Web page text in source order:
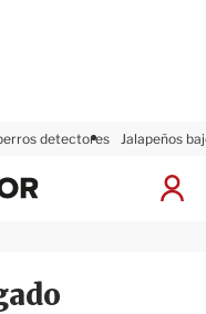
detectores Jalapeños
I
x
s
i